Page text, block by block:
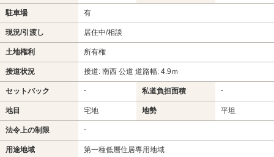
駐車場 有
現況/引渡し 居住中/相談
土地権利 所有権
接道状況 接道: 南西 公道 道路幅: 4.9ｍ
セットバック - 私道負担面積 -
地目 宅地 地勢 平坦
法令上の制限 -
用途地域 第一種低層住居専用地域